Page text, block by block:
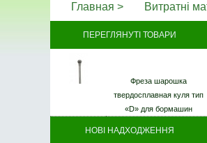
Главная Витратні
ПЕРЕГЛЯНУТІ ТОВАРИ
Фреза шарошка
твердосплавная куля тип
«D» для бормашин
НОВІ НАДХОДЖЕННЯ